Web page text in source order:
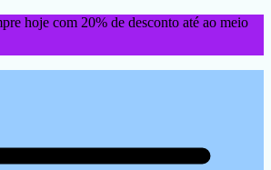
hoje com 20% de desconto até ao meio